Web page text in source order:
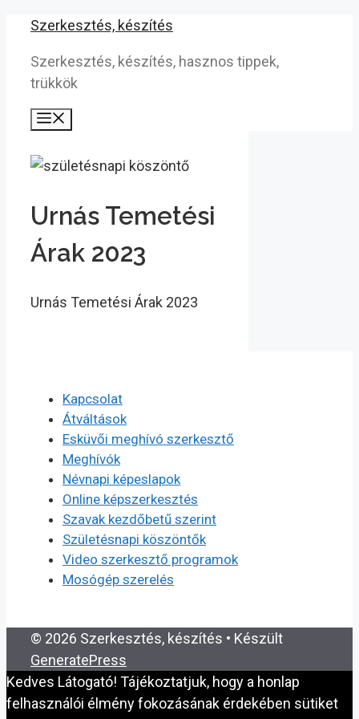
Kilépés
tartalomba
Szerkesztés, készítés
Szerkesztés, készítés, hasznos tippek,
trükkök
Urnás Temetési
Árak 2023
Urnás Temetési Árak 2023
Kapcsolat
Átváltások
Esküvői meghívó szerkesztő
Meghívók
Névnapi képeslapok
Online képszerkesztés
Szavak kezdőbetű szerint
Születésnapi köszöntők
Video szerkesztő programok
Mosógép szerelés
© 2026 Szerkesztés, készítés • Készült
GeneratePress
Kedves Látogató! Tájékoztatjuk, hogy a honlap
felhasználói élmény fokozásának érdekében sütiket